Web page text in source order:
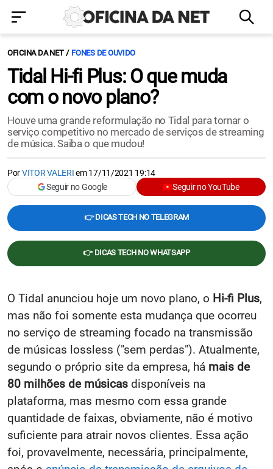
OFICINA DA NET FONES DE OUVIDO
Tidal Hi-fi Plus: O que muda
com o novo plano?
Houve uma grande reformulação no Tidal para tornar o
serviço competitivo no mercado de serviços de streaming
de música. Saiba o que mudou!
PorVITOR VALERIem17/11/2021 19:14
Seguir no Google
Seguir no YouTube
👉 DICAS TECH NO TELEGRAM
👉 DICAS TECH NO WHATSAPP
O Tidal anunciou hoje um novo plano, o Hi-fi Plus,
mas não foi somente esta mudança que ocorreu
no serviço de streaming focado na transmissão
de músicas lossless ("sem perdas"). Atualmente,
segundo o próprio site da empresa, há mais de
80 milhões de músicas disponíveis na
plataforma, mas mesmo com essa grande
quantidade de faixas, obviamente, não é motivo
suficiente para atrair novos clientes. Essa ação
foi, provavelmente, necessária, principalmente,